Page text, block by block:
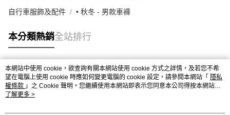
自行車服飾及配件 • 秋冬 - 男款車褲
本分類熱銷全站排行
熱門標籤
本網站中使用 cookie，欲查詢有關本網站使用 cookie 方式之詳情，及若您不希
望在電腦上使用 cookie 時應如何變更電腦的 cookie 設定，請參閱本網站「 隱私
權條款 」之 Cookie 聲明。您繼續使用本網站即表示您同意本公司得按本網站使
用條款之 Cookie 聲明使用 cookie。
了解更多 >